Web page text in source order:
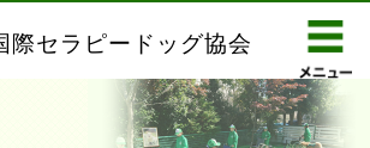
際セラピードッグ協会